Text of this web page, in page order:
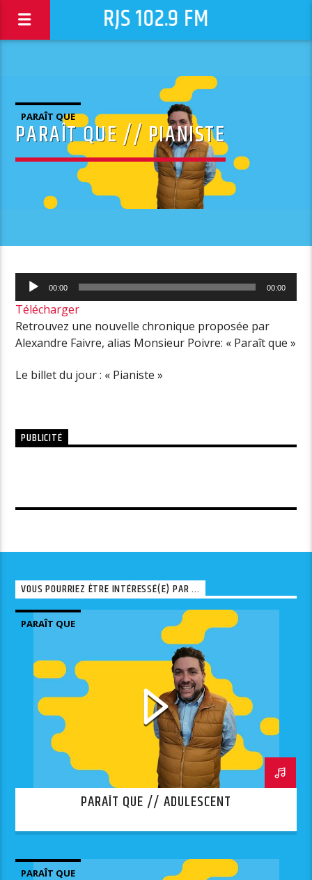
RJS 102.9 FM
PARAÎT QUE
PARAÎT QUE // PIANISTE
Lecteur
audio
00:00 00:00
Télécharger
Retrouvez une nouvelle chronique proposée par
Alexandre Faivre, alias Monsieur Poivre: « Paraît que »
Le billet du jour : « Pianiste »
PUBLICITÉ
VOUS POURRIEZ ÊTRE INTÉRESSÉ(E) PAR ...
PARAÎT QUE
PARAÎT QUE // ADULESCENT
PARAÎT QUE